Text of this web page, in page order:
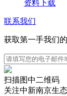
资料下载
联系我们
获取第一手我们
扫描图中二维码
关注中新南京生